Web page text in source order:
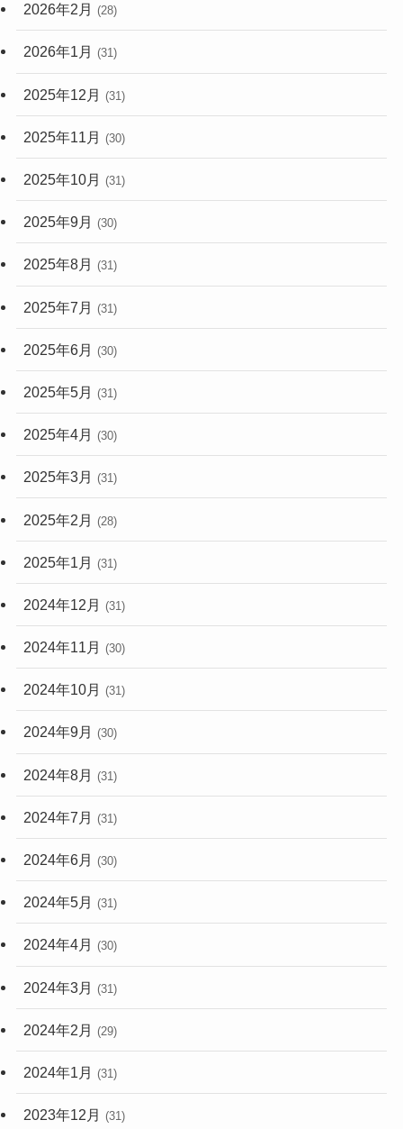
2026年2月 (28)
2026年1月 (31)
2025年12月 (31)
2025年11月 (30)
2025年10月 (31)
2025年9月 (30)
2025年8月 (31)
2025年7月 (31)
2025年6月 (30)
2025年5月 (31)
2025年4月 (30)
2025年3月 (31)
2025年2月 (28)
2025年1月 (31)
2024年12月 (31)
2024年11月 (30)
2024年10月 (31)
2024年9月 (30)
2024年8月 (31)
2024年7月 (31)
2024年6月 (30)
2024年5月 (31)
2024年4月 (30)
2024年3月 (31)
2024年2月 (29)
2024年1月 (31)
2023年12月 (31)